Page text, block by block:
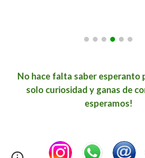
No hace falta saber esperanto
solo curiosidad y ganas de
esperamos!